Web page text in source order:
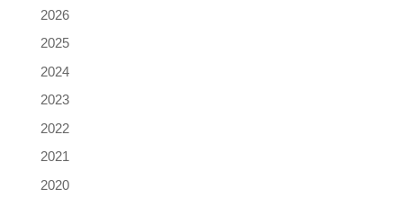
2026
2025
2024
2023
2022
2021
2020